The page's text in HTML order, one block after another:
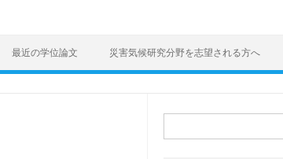
最近の学位論文 災害気候研究分野を志望される方へ
索: